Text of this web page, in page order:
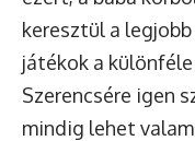
keresztül a
játékok a
Szerencsére igen
mindig lehet